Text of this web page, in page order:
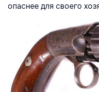
опаснее для своего